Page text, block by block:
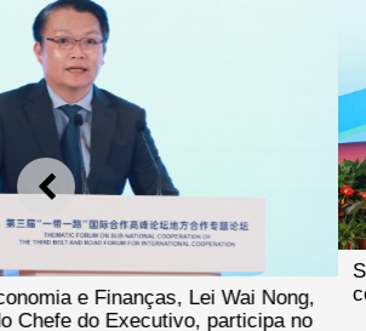
ANTERIOR
Sessão específica de Macau no
cooperação regional no âmbito do 3.º
Uma Rota» para a cooperação